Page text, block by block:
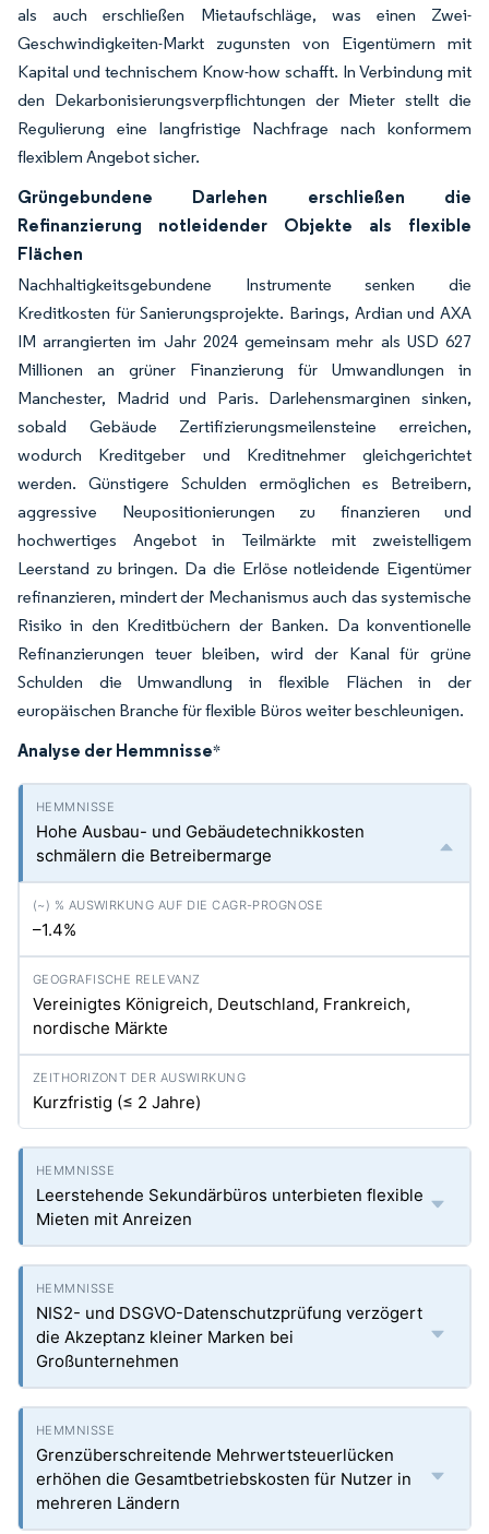
als auch erschließen Mietaufschläge, was einen Zwei-
Geschwindigkeiten-Markt zugunsten von Eigentümern mit
Kapital und technischem Know-how schafft. In Verbindung mit
den Dekarbonisierungsverpflichtungen der Mieter stellt die
Regulierung eine langfristige Nachfrage nach konformem
flexiblem Angebot sicher.
Grüngebundene Darlehen erschließen die
Refinanzierung notleidender Objekte als flexible
Flächen
Nachhaltigkeitsgebundene Instrumente senken die
Kreditkosten für Sanierungsprojekte. Barings, Ardian und AXA
IM arrangierten im Jahr 2024 gemeinsam mehr als USD 627
Millionen an grüner Finanzierung für Umwandlungen in
Manchester, Madrid und Paris. Darlehensmarginen sinken,
sobald Gebäude Zertifizierungsmeilensteine erreichen,
wodurch Kreditgeber und Kreditnehmer gleichgerichtet
werden. Günstigere Schulden ermöglichen es Betreibern,
aggressive Neupositionierungen zu finanzieren und
hochwertiges Angebot in Teilmärkte mit zweistelligem
Leerstand zu bringen. Da die Erlöse notleidende Eigentümer
refinanzieren, mindert der Mechanismus auch das systemische
Risiko in den Kreditbüchern der Banken. Da konventionelle
Refinanzierungen teuer bleiben, wird der Kanal für grüne
Schulden die Umwandlung in flexible Flächen in der
europäischen Branche für flexible Büros weiter beschleunigen.
Analyse der Hemmnisse*
Hohe Ausbau- und Gebäudetechnikkosten
schmälern die Betreibermarge
–1.4%
Vereinigtes Königreich, Deutschland, Frankreich,
nordische Märkte
Kurzfristig (≤ 2 Jahre)
Leerstehende Sekundärbüros unterbieten flexible
Mieten mit Anreizen
NIS2- und DSGVO-Datenschutzprüfung verzögert
die Akzeptanz kleiner Marken bei
Großunternehmen
Grenzüberschreitende Mehrwertsteuerlücken
erhöhen die Gesamtbetriebskosten für Nutzer in
mehreren Ländern